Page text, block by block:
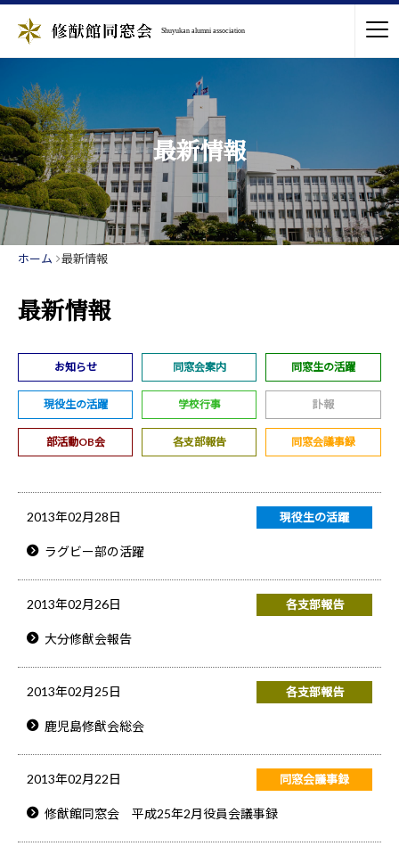
Shuyukan alumni association
最新情報
ホーム 最新情報
最新情報
お知らせ 同窓会案内 同窓生の活躍
現役生の活躍 学校行事 訃報
部活動OB会 各支部報告 同窓会議事録
2013年02月28日 現役生の活躍
ラグビー部の活躍
2013年02月26日 各支部報告
大分修猷会報告
2013年02月25日 各支部報告
鹿児島修猷会総会
2013年02月22日 同窓会議事録
修猷館同窓会 平成25年2月役員会議事録